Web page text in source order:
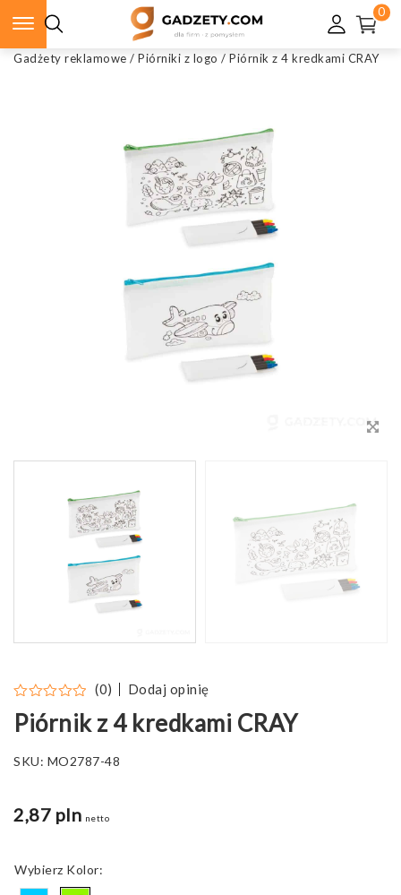
0
Gadżety reklamowe / Piórniki z logo / Piórnik z 4 kredkami CRAY
(0) Dodaj opinię
Piórnik z 4 kredkami CRAY
SKU: MO2787-48
2,87 pln netto
Kolor